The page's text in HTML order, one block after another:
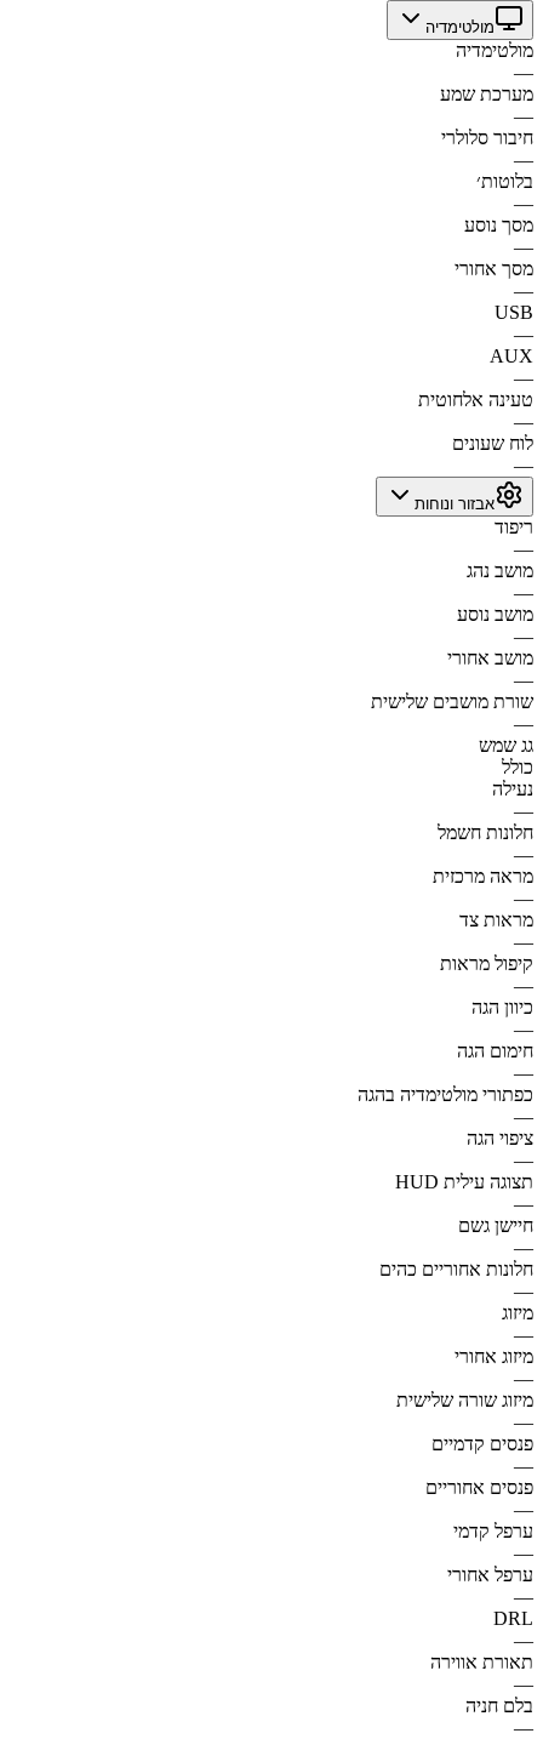
מולטימדיה
מולטימדיה
—
מערכת שמע
—
חיבור סלולרי
—
בלוטות׳
—
מסך נוסע
—
מסך אחורי
—
USB
—
AUX
—
טעינה אלחוטית
—
לוח שעונים
—
אבזור ונוחות
ריפוד
—
מושב נהג
—
מושב נוסע
—
מושב אחורי
—
שורת מושבים שלישית
—
גג שמש
כולל
נעילה
—
חלונות חשמל
—
מראה מרכזית
—
מראות צד
—
קיפול מראות
—
כיוון הגה
—
חימום הגה
—
כפתורי מולטימדיה בהגה
—
ציפוי הגה
—
תצוגה עילית HUD
—
חיישן גשם
—
חלונות אחוריים כהים
—
מיזוג
—
מיזוג אחורי
—
מיזוג שורה שלישית
—
פנסים קדמיים
—
פנסים אחוריים
—
ערפל קדמי
—
ערפל אחורי
—
DRL
—
תאורת אווירה
—
בלם חניה
—